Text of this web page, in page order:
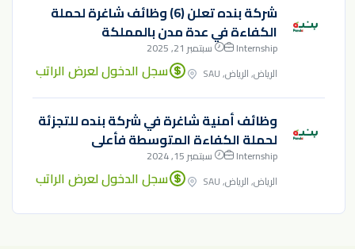
شركة بنده تعلن (6) وظائف شاغرة لحملة
الكفاءة في عدة مدن بالمملكة
Internship
سبتمبر 21, 2025
الرياض, الرياض, SAU
سجل الدخول لعرض الراتب
وظائف أمنية شاغرة في شركة بنده للتجزئة
لحملة الكفاءة المتوسطة فأعلى
Internship
سبتمبر 15, 2024
الرياض, الرياض, SAU
سجل الدخول لعرض الراتب